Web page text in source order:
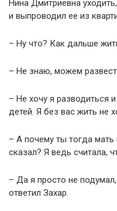
Нина Дмитриевна
и выпроводил ее из
– Ну что? Как дальше
– Не знаю, можем
– Не хочу я разводиться
детей. Я без вас жить не
– А почему ты тогда мать
сказал? Я ведь считала,
– Да я просто не
ответил Захар.